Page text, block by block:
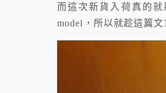
而這次新貨入荷真的
model，所以就趁這篇